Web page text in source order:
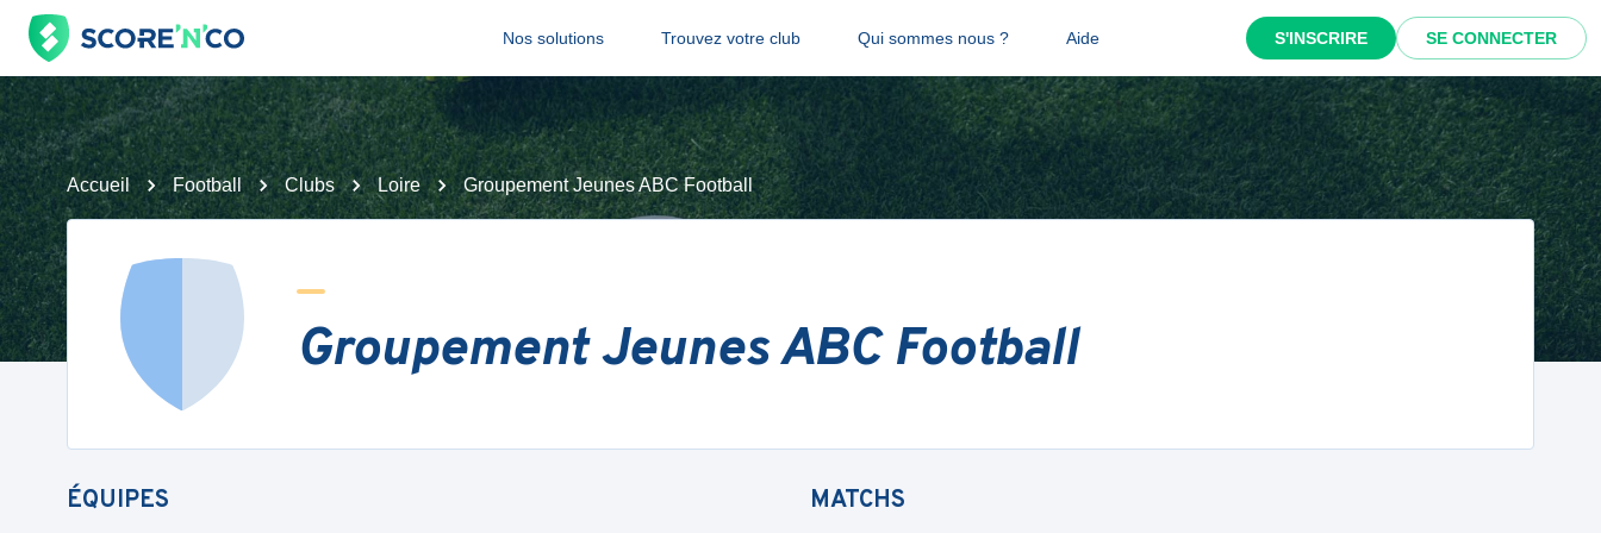
Nos solutions Trouvez votre club Qui sommes nous ? Aide S'INSCRIRE SE CONNECTER
Accueil Football Clubs Loire Groupement Jeunes ABC Football
Groupement Jeunes ABC Football
ÉQUIPES MATCHS